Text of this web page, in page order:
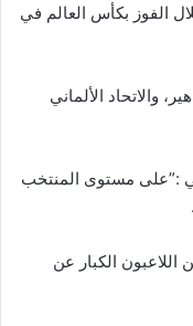
الفوز بكأس العالم في
والاتحاد الألماني
:”على مستوى المنتخب
الكبار عن